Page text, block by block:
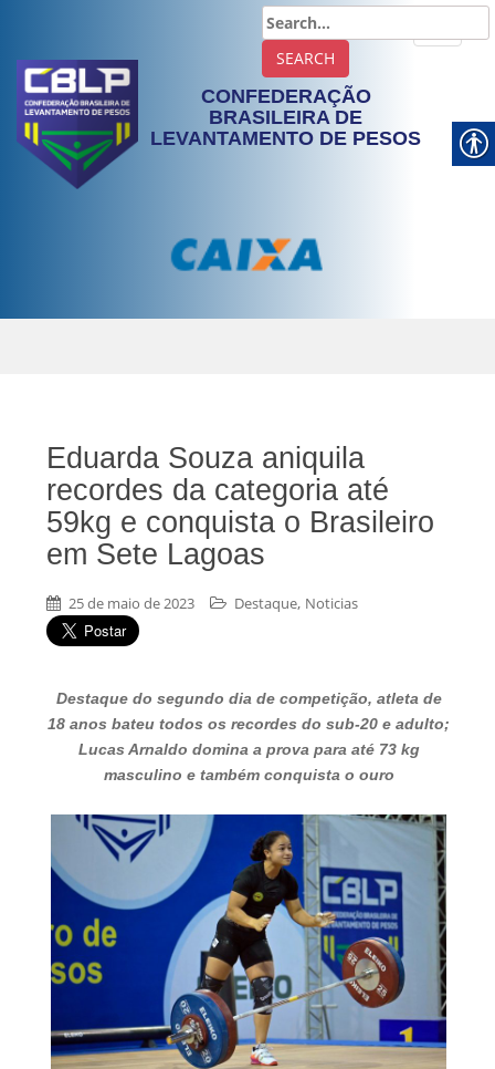
CONFEDERAÇÃO
BRASILEIRA DE
LEVANTAMENTO DE PESOS
Eduarda Souza aniquila
recordes da categoria até
59kg e conquista o Brasileiro
em Sete Lagoas
25 de maio de 2023 Destaque, Noticias
Destaque do segundo dia de competição, atleta de
18 anos bateu todos os recordes do sub-20 e adulto;
Lucas Arnaldo domina a prova para até 73 kg
masculino e também conquista o ouro